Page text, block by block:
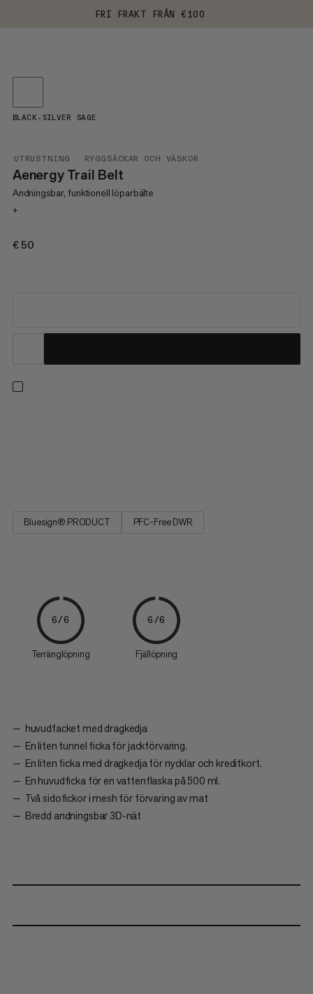
FRI FRAKT FRÅN €100
UTRUSTNING RYGGSÄCKAR OCH VÄSKOR
Aenergy Trail Belt
Andningsbar, funktionell löparbälte
+
€50
BLACK-SILVER SAGE
Bluesign® PRODUCT PFC-Free DWR
6/6
Terränglöpning
6/6
Fjällöpning
huvudfacket med dragkedja
En liten tunnel ficka för jackförvaring.
En liten ficka med dragkedja för nycklar och kreditkort.
En huvudficka för en vattenflaska på 500 ml.
Två sidofickor i mesh för förvaring av mat
Bredd andningsbar 3D-nät